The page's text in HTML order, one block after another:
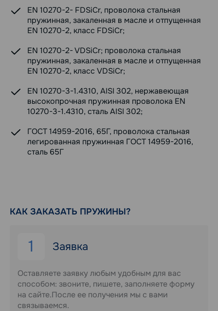
EN 10270-2- FDSiCr, проволока стальная
пружинная, закаленная в масле и отпущенная
EN 10270-2, класс FDSiCr;
EN 10270-2- VDSiCr; проволока стальная
пружинная, закаленная в масле и отпущенная
EN 10270-2, класс VDSiCr;
EN 10270-3-1.4310, AISI 302, нержавеющая
высокопрочная пружинная проволока EN
10270-3-1.4310, сталь AISI 302;
ГОСТ 14959-2016, 65Г, проволока стальная
легированная пружинная ГОСТ 14959-2016,
сталь 65Г
КАК ЗАКАЗАТЬ ПРУЖИНЫ?
1 Заявка
Оставляете заявку любым удобным для вас
способом: звоните, пишете, заполняете форму
на сайте.После ее получения мы с вами
связываемся.